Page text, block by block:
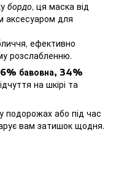
бордо, ця маска від
аксесуаром для
ефективно
розслабленню.
бавовна, 34%
на шкірі та
подорожах або під час
вам затишок щодня.